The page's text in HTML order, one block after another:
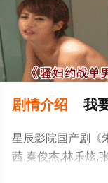
剧情介绍 我
星辰影院国产剧《
茜,秦俊杰,林乐炫,
澈,周瑞,郭东文,赵